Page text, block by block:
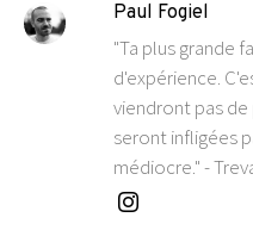
Paul Fogiel
"Ta plus grande
d'expérience.
viendront pas
seront infligées
médiocre." -